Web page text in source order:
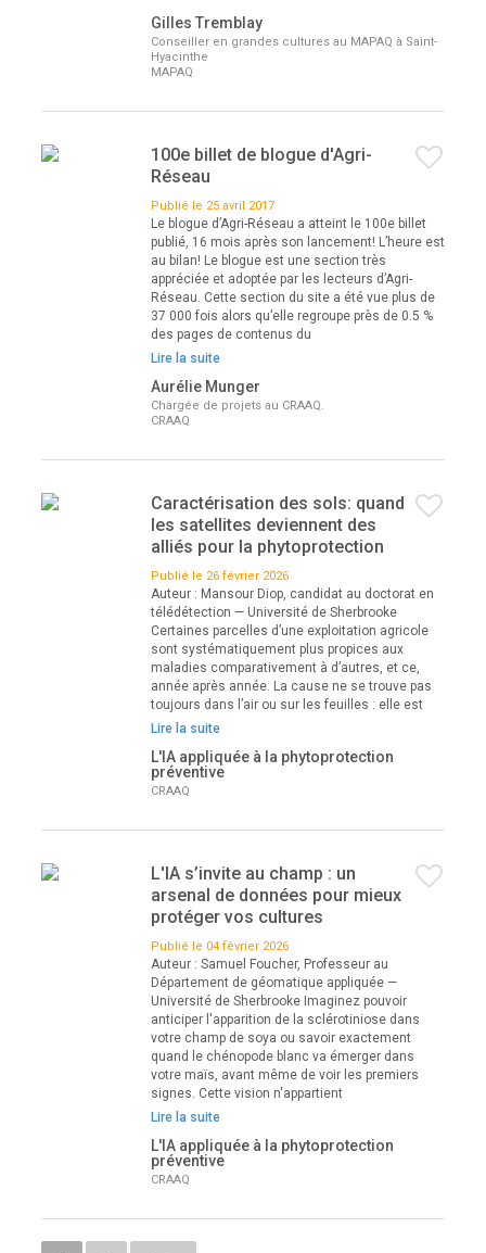
Gilles Tremblay
Conseiller en grandes cultures au MAPAQ à Saint-
Hyacinthe
MAPAQ
100e billet de blogue d'Agri-
Réseau
Publié le 25 avril 2017
Le blogue d’Agri-Réseau a atteint le 100e billet
publié, 16 mois après son lancement! L’heure est
au bilan! Le blogue est une section très
appréciée et adoptée par les lecteurs d’Agri-
Réseau. Cette section du site a été vue plus de
37 000 fois alors qu’elle regroupe près de 0.5 %
des pages de contenus du
Lire la suite
Aurélie Munger
Chargée de projets au CRAAQ.
CRAAQ
Caractérisation des sols: quand
les satellites deviennent des
alliés pour la phytoprotection
Publié le 26 février 2026
Auteur : Mansour Diop, candidat au doctorat en
télédétection — Université de Sherbrooke
Certaines parcelles d’une exploitation agricole
sont systématiquement plus propices aux
maladies comparativement à d’autres, et ce,
année après année. La cause ne se trouve pas
toujours dans l’air ou sur les feuilles : elle est
Lire la suite
L'IA appliquée à la phytoprotection
préventive
CRAAQ
L'IA s’invite au champ : un
arsenal de données pour mieux
protéger vos cultures
Publié le 04 février 2026
Auteur : Samuel Foucher, Professeur au
Département de géomatique appliquée —
Université de Sherbrooke Imaginez pouvoir
anticiper l'apparition de la sclérotiniose dans
votre champ de soya ou savoir exactement
quand le chénopode blanc va émerger dans
votre maïs, avant même de voir les premiers
signes. Cette vision n'appartient
Lire la suite
L'IA appliquée à la phytoprotection
préventive
CRAAQ